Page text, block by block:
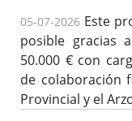
05-07-2026 Este
posible gracias
50.000 € con
de colaboración
Provincial y el